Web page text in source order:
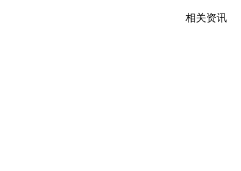
相关资讯